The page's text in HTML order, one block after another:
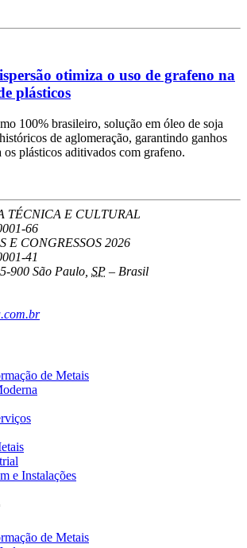
otimiza o uso de grafeno na
plásticos
100% brasileiro, solução em óleo de soja
de aglomeração, garantindo ganhos
os plásticos aditivados com grafeno.
TÉCNICA E CULTURAL
66
E CONGRESSOS 2026
41
900 São Paulo SP – Brasil
de Metais
e Instalações
de Metais